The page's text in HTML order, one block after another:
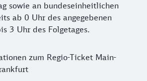
sowie an bundeseinheitlichen
ab 0 Uhr des angegebenen
3 Uhr des Folgetages.
zum Regio-Ticket Main-